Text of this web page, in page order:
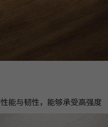
能与韧性，能够承受高强度